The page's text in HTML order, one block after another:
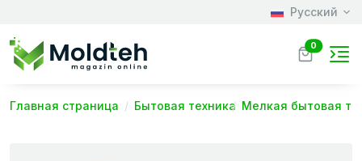
Русский
0
Главная страница Бытовая техника Мелкая бытовая